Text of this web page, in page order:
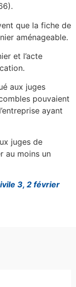
que la fiche de
aménageable.
et l’acte
aux juges
pouvaient
ayant
juges de
au moins un
3, 2 février